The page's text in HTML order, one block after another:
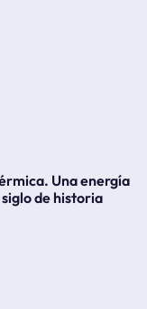
Una energía
de historia